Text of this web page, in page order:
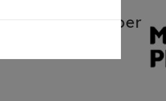
Milk & Pepper